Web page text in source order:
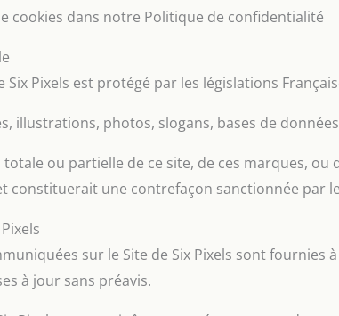
cookies dans notre Politique de confidentialité
Six Pixels est protégé par les législations
illustrations, photos, slogans, bases de
ou partielle de ce site, de ces marques, ou
constituerait une contrefaçon sanctionnée par
sur le Site de Six Pixels sont fournies
à jour sans préavis.